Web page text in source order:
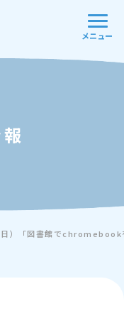
メニュー
日）「図書館でchromebook